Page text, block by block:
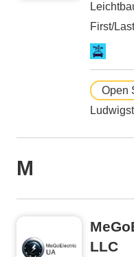
First/
Open
M
LLC